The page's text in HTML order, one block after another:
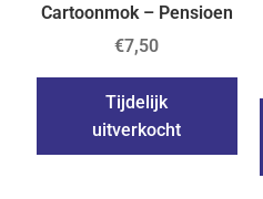
Cartoonmok – Pensioen
€7,50
Tijdelijk
uitverkocht